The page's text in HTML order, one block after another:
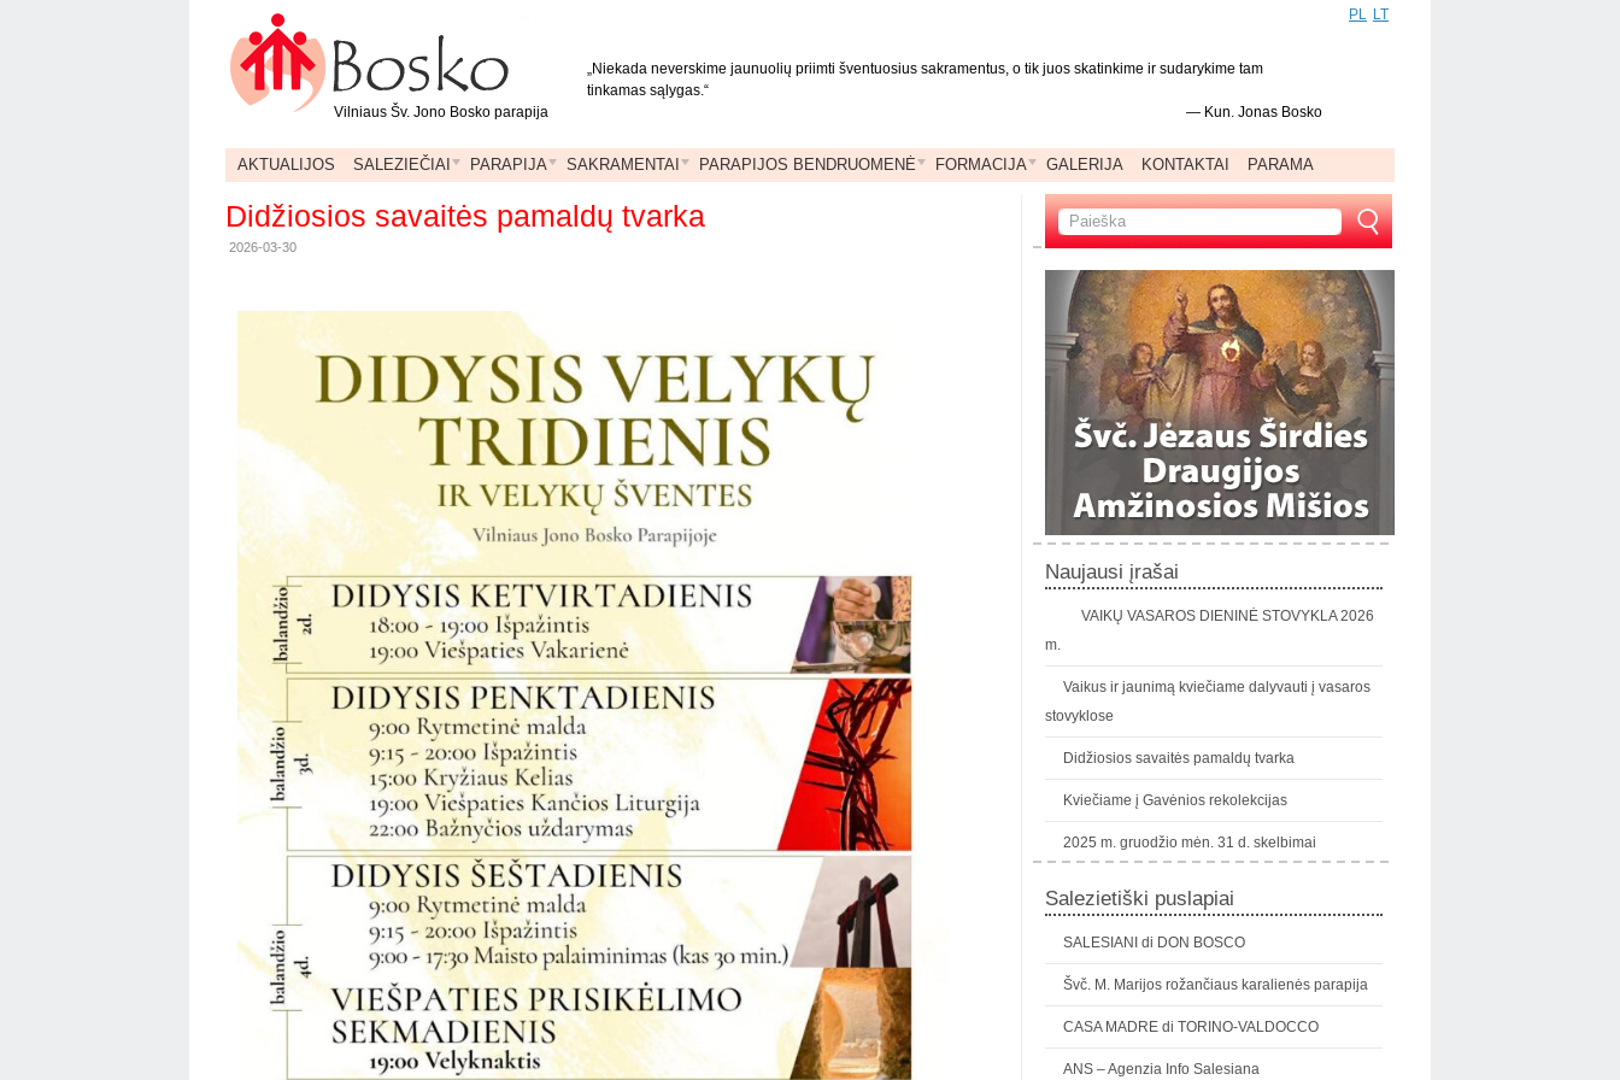
LT
PL
„Niekada neverskime jaunuolių priimti šventuosius sakramentus, o tik juos skatinkime ir sudarykime tam
tinkamas sąlygas.“
— Kun. Jonas Bosko
Vilniaus Šv. Jono Bosko parapija
AKTUALIJOS SALEZIEČIAI PARAPIJA SAKRAMENTAI PARAPIJOS BENDRUOMENĖ FORMACIJA GALERIJA KONTAKTAI PARAMA
Didžiosios savaitės pamaldų tvarka
2026-03-30
Naujausi įrašai
VAIKŲ VASAROS DIENINĖ STOVYKLA 2026
m.
Vaikus ir jaunimą kviečiame dalyvauti į vasaros
stovyklose
Didžiosios savaitės pamaldų tvarka
Kviečiame į Gavėnios rekolekcijas
2025 m. gruodžio mėn. 31 d. skelbimai
Salezietiški puslapiai
SALESIANI di DON BOSCO
Švč. M. Marijos rožančiaus karalienės parapija
CASA MADRE di TORINO-VALDOCCO
ANS – Agenzia Info Salesiana